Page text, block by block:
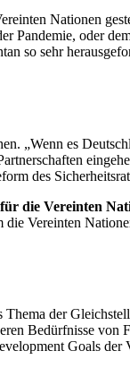
Nationen
Pandemie, oder
so sehr
„Wenn es
des
die Vereinten
Vereinten
der
Bedürfnisse
Goals der